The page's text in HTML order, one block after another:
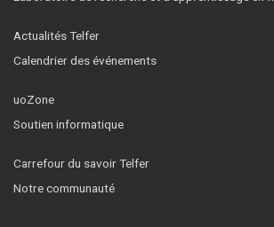
Actualités Telfer
Calendrier des événements
uoZone
Soutien informatique
Carrefour du savoir Telfer
Notre communauté